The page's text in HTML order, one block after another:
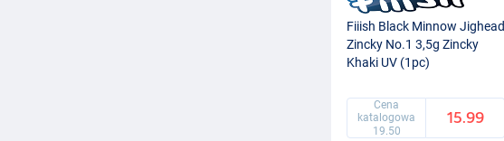
Fiiish Black Minnow Jighead
Zincky No.1 3,5g Zincky
Khaki UV (1pc)
Cena
katalogowa
19.50
15.99